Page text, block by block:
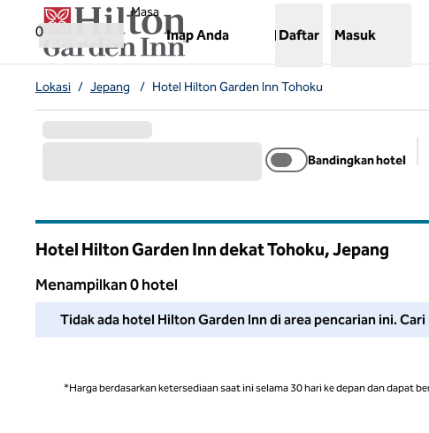
Lompati ke Konten
0
Masa
Inap Anda
,Membuka tab baru
Daftar Masuk
Lokasi / Jepang / Hotel Hilton Garden Inn Tohoku
Bandingkan hotel
Hotel Hilton Garden Inn dekat Tohoku, Jepang
Menampilkan 0 hotel
Kami tidak dapat menemukan hotel untuk Anda di area ini.
Tidak ada hotel Hilton Garden Inn di area pencarian ini.
*Harga berdasarkan ketersediaan saat ini selama 30 hari ke depan dan dapat